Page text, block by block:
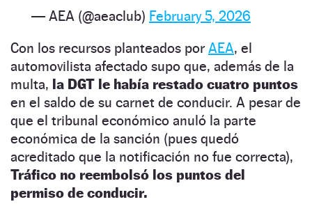
— AEA (@aeaclub) February 5, 2026
Con los recursos planteados por AEA, el
automovilista afectado supo que, además de la
multa, la DGT le había restado cuatro puntos
en el saldo de su carnet de conducir. A pesar de
que el tribunal económico anuló la parte
económica de la sanción (pues quedó
acreditado que la notificación no fue correcta),
Tráfico no reembolsó los puntos del
permiso de conducir.